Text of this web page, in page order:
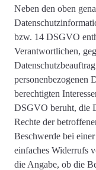
Neben den oben
bzw. 14 DSGVO
Verantwortlichen,
personenbezogenen
berechtigten
DSGVO beruht, die
Rechte der
Beschwerde bei
einfaches Widerrufs
die Angabe, ob die